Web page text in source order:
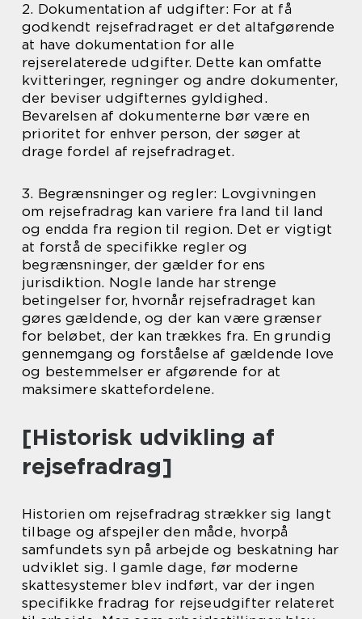
2. Dokumentation af udgifter: For at få
godkendt rejsefradraget er det altafgørende
at have dokumentation for alle
rejserelaterede udgifter. Dette kan omfatte
kvitteringer, regninger og andre dokumenter,
der beviser udgifternes gyldighed.
Bevarelsen af dokumenterne bør være en
prioritet for enhver person, der søger at
drage fordel af rejsefradraget.
3. Begrænsninger og regler: Lovgivningen
om rejsefradrag kan variere fra land til land
og endda fra region til region. Det er vigtigt
at forstå de specifikke regler og
begrænsninger, der gælder for ens
jurisdiktion. Nogle lande har strenge
betingelser for, hvornår rejsefradraget kan
gøres gældende, og der kan være grænser
for beløbet, der kan trækkes fra. En grundig
gennemgang og forståelse af gældende love
og bestemmelser er afgørende for at
maksimere skattefordelene.
[Historisk udvikling af
rejsefradrag]
Historien om rejsefradrag strækker sig langt
tilbage og afspejler den måde, hvorpå
samfundets syn på arbejde og beskatning har
udviklet sig. I gamle dage, før moderne
skattesystemer blev indført, var der ingen
specifikke fradrag for rejseudgifter relateret